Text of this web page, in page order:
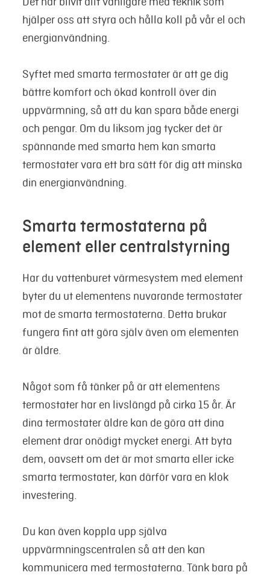
hjälper oss att styra och hålla koll på vår el och
energianvändning.
Syftet med smarta termostater är att ge dig
bättre komfort och ökad kontroll över din
uppvärmning, så att du kan spara både energi
och pengar. Om du liksom jag tycker det är
spännande med smarta hem kan smarta
termostater vara ett bra sätt för dig att minska
din energianvändning.
Smarta termostaterna på
element eller centralstyrning
Har du vattenburet värmesystem med element
byter du ut elementens nuvarande termostater
mot de smarta termostaterna. Detta brukar
fungera fint att göra själv även om elementen
är äldre.
Något som få tänker på är att elementens
termostater har en livslängd på cirka 15 år. Är
dina termostater äldre kan de göra att dina
element drar onödigt mycket energi. Att byta
dem, oavsett om det är mot smarta eller icke
smarta termostater, kan därför vara en klok
investering.
Du kan även koppla upp själva
uppvärmningscentralen så att den kan
kommunicera med termostaterna. Tänk bara på